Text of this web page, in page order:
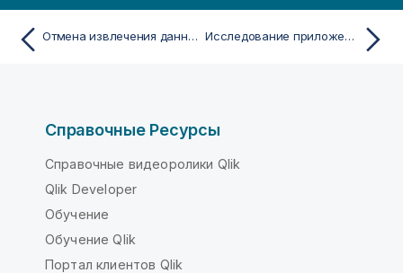
Отмена извлечения данных Исследование приложений с помощью интерактивной аналитики
Справочные Ресурсы
Справочные видеоролики Qlik
Qlik Developer
Обучение
Обучение Qlik
Портал клиентов Qlik